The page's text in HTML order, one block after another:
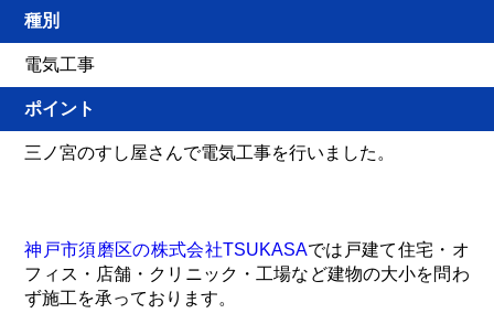
種別
電気工事
ポイント
三ノ宮のすし屋さんで電気工事を行いました。
神戸市須磨区の株式会社TSUKASAでは戸建て住宅・オ
フィス・店舗・クリニック・工場など建物の大小を問わ
ず施工を承っております。